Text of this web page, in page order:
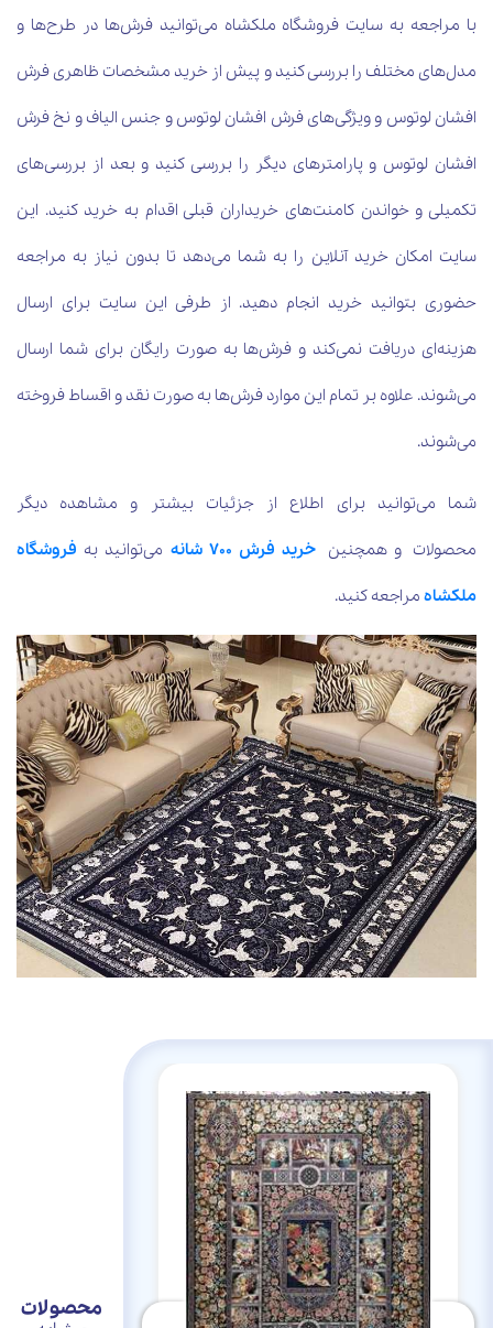
با مراجعه به سایت فروشگاه ملکشاه می‌توانید فرش‌ها در طرح‌ها و
مدل‌های مختلف را بررسی کنید و پیش از خرید مشخصات ظاهری فرش
افشان لوتوس و ویژگی‌های فرش افشان لوتوس‌ و جنس الیاف و نخ فرش
افشان لوتوس‌ و پارامترهای دیگر را بررسی کنید و بعد از بررسی‌های
تکمیلی و خواندن کامنت‌های خریداران قبلی اقدام به خرید کنید. این
سایت امکان خرید آنلاین را به شما می‌دهد تا بدون نیاز به مراجعه
حضوری بتوانید خرید انجام دهید. از طرفی این سایت برای ارسال
هزینه‌ای دریافت نمی‌کند و فرش‌ها به صورت رایگان برای شما ارسال
می‌شوند. علاوه بر تمام این موارد فرش‌ها به صورت نقد و اقساط فروخته
می‌شوند.
شما می‌توانید برای اطلاع از جزئیات بیشتر و مشاهده دیگر
محصولات و همچنین خرید فرش 700 شانه می‌توانید به فروشگاه
ملکشاهمراجعه کنید.
محصولات